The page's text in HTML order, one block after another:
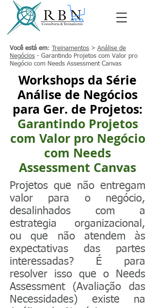
Você está em: Treinamentos > Análise de
Negócios - Garantindo Projetos com Valor pro
Negócio com Needs Assessment Canvas
Workshops da Série
Análise de Negócios
para Ger. de Projetos:
Garantindo Projetos
com Valor pro Negócio
com Needs
Assessment Canvas
Projetos que não entregam
valor para o negócio,
desalinhados com a
estrategia organizacional,
ou que não atendem às
expectativas das partes
interessadas? É para
resolver isso que o Needs
Assessment (Avaliação das
Necessidades) existe na